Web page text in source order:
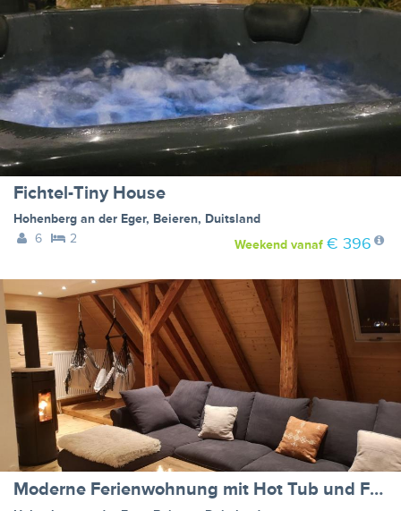
Fichtel-Tiny House
Hohenberg an der Eger, Beieren, Duitsland
6
2 Weekendvanaf € 396
Moderne Ferienwohnung mit Hot Tub und Fasssauna